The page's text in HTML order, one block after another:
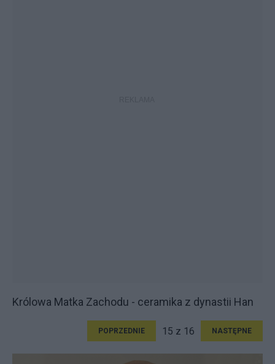
Królowa Matka Zachodu - ceramika z dynastii Han
POPRZEDNIE 15 z 16 NASTĘPNE